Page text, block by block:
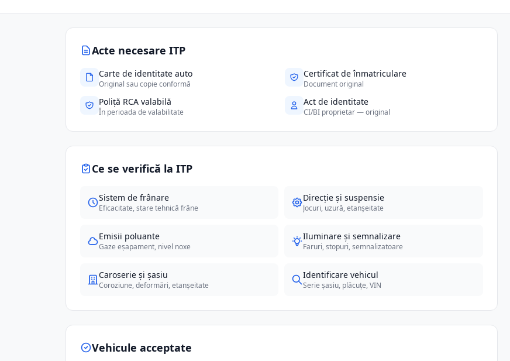
Acte necesare ITP
Carte de identitate auto
Original sau copie conformă
Certificat de înmatriculare
Document original
Poliță RCA valabilă
În perioada de valabilitate
Act de identitate
CI/BI proprietar — original
Ce se verifică la ITP
Sistem de frânare
Eficacitate, stare tehnică frâne
Direcție și suspensie
Jocuri, uzură, etanșeitate
Emisii poluante
Gaze eșapament, nivel noxe
Iluminare și semnalizare
Faruri, stopuri, semnalizatoare
Caroserie și șasiu
Coroziune, deformări, etanșeitate
Identificare vehicul
Serie șasiu, plăcuțe, VIN
Vehicule acceptate